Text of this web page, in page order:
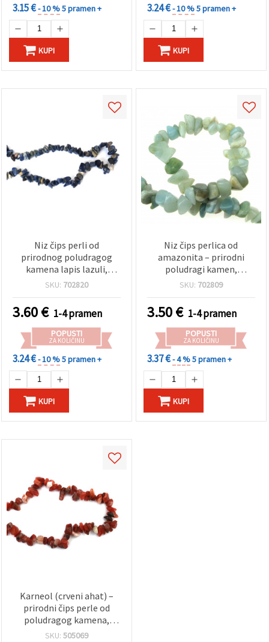
3.15 €- 10 %5 pramen +
KUPI
3.24 €- 10 %5 pramen +
KUPI
Niz čips perli od
prirodnog poludragog
kamena lapis lazuli,
polirane, plave, 8–12 mm,
SKU: 702820
3.60€ 1-4 pramen
POPUSTI
ZA KOLIČINU
3.24 €- 10 %5 pramen +
KUPI
Niz čips perlica od
amazonita – prirodni
poludragi kamen,
miješane veličine 8–12
tromlovane, cca 90 cm,
plavo-zelene bušene
perle za DIY izradu nakita
(narukvice, ogrlice,
SKU: 702809
3.50€ 1-4 pramen
POPUSTI
ZA KOLIČINU
3.37 €- 4 %5 pramen +
KUPI
Karneol (crveni ahat) –
prirodni čips perle od
poludragog kamena,
polirani nepravilni
SKU: 505069